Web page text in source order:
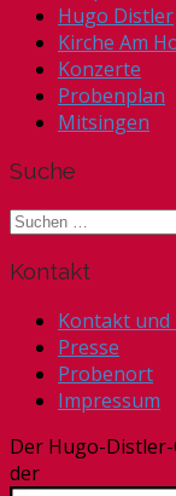
Hugo Distler
Kirche Am
Konzerte
Probenplan
Mitsingen
Suche
Suchen
Kontakt
Kontakt
Presse
Probenort
Impressum
Der Hugo-
der